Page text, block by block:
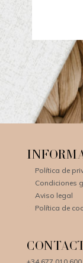
Política de
Condiciones
Aviso legal
Política de